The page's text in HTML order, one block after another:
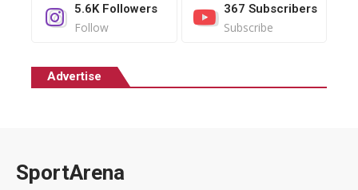
5.6K Followers
Follow
367 Subscribers
Subscribe
Advertise
SportArena